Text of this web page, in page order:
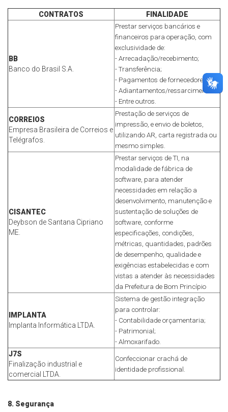
CONTRATOS FINALIDADE
BB
Banco do Brasil S.A.
Prestar serviços bancários e
financeiros para operação, com
exclusividade de:
- Arrecadação/recebimento;
- Transferência;
- Pagamentos de fornecedores;
- Adiantamentos/ressarcimentos;
- Entre outros.
CORREIOS
Empresa Brasileira de Correios e
Telégrafos.
Prestação de serviços de
impressão, e envio de boletos,
utilizando AR, carta registrada ou
mesmo simples.
CISANTEC
Deybson de Santana Cipriano
ME.
Prestar serviços de TI, na
modalidade de fábrica de
software, para atender
necessidades em relação a
desenvolvimento, manutenção e
sustentação de soluções de
software, conforme
especificações, condições,
métricas, quantidades, padrões
de desempenho, qualidade e
exigências estabelecidas e com
vistas a atender às necessidades
da Prefeitura de Bom Princípio
IMPLANTA
Implanta Informática LTDA.
Sistema de gestão integração
para controlar:
- Contabilidade orçamentaria;
- Patrimonial;
- Almoxarifado.
J7S
Finalização industrial e
comercial LTDA.
Confeccionar crachá de
identidade profissional.
8. Segurança